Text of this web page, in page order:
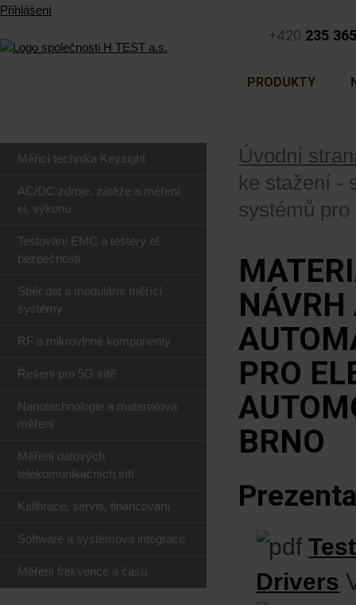
+420 235
PRODUKTY
Přihlášení
Úvodní
ke stažení -
systémů
PRO
BRNO
Drivers
Měřicí technika Keysight
AC/DC zdroje, zátěže a měření
el. výkonu
Testování EMC a testery el.
bezpečnosti
Sběr dat a modulární měřící
systémy
RF a mikrovlnné komponenty
Řešení pro 5G sítě
Nanotechnologie a materiálová
měření
Měření datových
telekomunikačních sítí
Kalibrace, servis, financování
Software a systémová integrace
Měření frekvence a času